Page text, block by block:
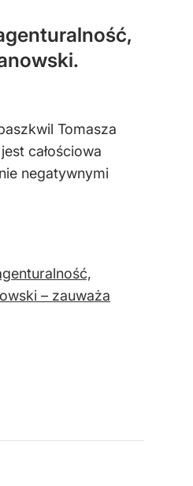
Tomasza
całościowa
negatywnymi
– zauważa